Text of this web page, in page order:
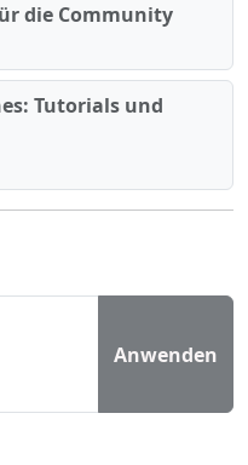
die Community
Tutorials und
Anwenden